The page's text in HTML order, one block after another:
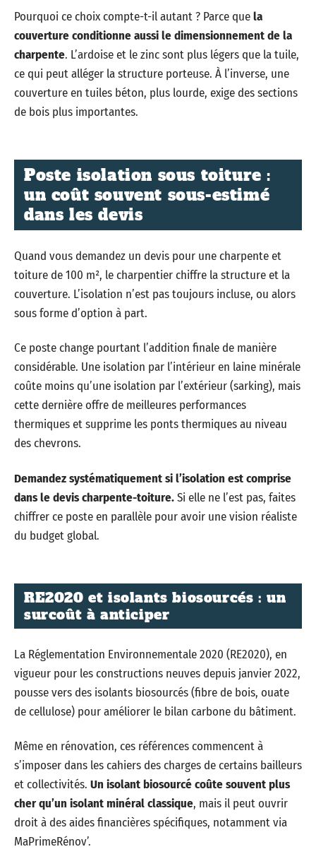
Pourquoi ce choix compte-t-il autant ? Parce quela
couverture conditionne aussi le dimensionnement de la
charpente. L’ardoise et le zinc sont plus légers que la tuile,
ce qui peut alléger la structure porteuse. À l’inverse, une
couverture en tuiles béton, plus lourde, exige des sections
de bois plus importantes.
Poste isolation sous toiture :
un coût souvent sous-estimé
dans les devis
Quand vous demandez un devis pour une charpente et
toiture de 100 m², le charpentier chiffre la structure et la
couverture. L’isolation n’est pas toujours incluse, ou alors
sous forme d’option à part.
Ce poste change pourtant l’addition finale de manière
considérable. Une isolation par l’intérieur en laine minérale
coûte moins qu’une isolation par l’extérieur (sarking), mais
cette dernière offre de meilleures performances
thermiques et supprime les ponts thermiques au niveau
des chevrons.
Demandez systématiquement si l’isolation est comprise
dans le devis charpente-toiture.Si elle ne l’est pas, faites
chiffrer ce poste en parallèle pour avoir une vision réaliste
du budget global.
RE2020 et isolants biosourcés : un
surcoût à anticiper
La Réglementation Environnementale 2020 (RE2020), en
vigueur pour les constructions neuves depuis janvier 2022,
pousse vers des isolants biosourcés (fibre de bois, ouate
de cellulose) pour améliorer le bilan carbone du bâtiment.
Même en rénovation, ces références commencent à
s’imposer dans les cahiers des charges de certains bailleurs
et collectivités. Un isolant biosourcé coûte souvent plus
cher qu’un isolant minéral classique, mais il peut ouvrir
droit à des aides financières spécifiques, notamment via
MaPrimeRénov’.